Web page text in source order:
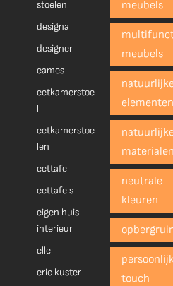
stoelen
designa
designer
eames
eetkamerstoe
l
eetkamerstoe
len
eettafel
eettafels
eigen huis
interieur
elle
eric kuster
meubels
meubels
neutrale
kleuren
touch